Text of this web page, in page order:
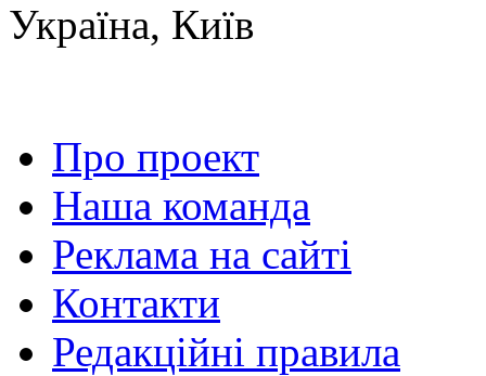
Україна, Київ
Про проект
Наша команда
Реклама на сайті
Контакти
Редакційні правила